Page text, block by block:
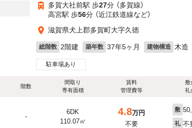
多賀大社前駅 歩27分 （多賀線）
高宮駅 歩56分 （近江鉄道線など）
滋賀県犬上郡多賀町大字久徳
総階数 2階建 築年数 37年5ヶ月 建物構造 木造
駐車場あり
階数
間取り
専有面積
賃料
管理費等
敷
礼
-
6DK
110.07㎡
4.8万円
不要
敷
礼 不